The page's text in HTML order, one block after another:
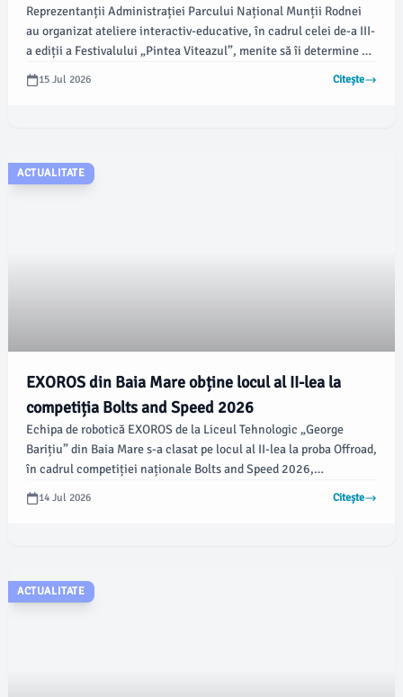
Reprezentanții Administrației Parcului Național Munții Rodnei
au organizat ateliere interactiv-educative, în cadrul celei de-a III-
a ediții a Festivalului „Pintea Viteazul”, menite să îi determine pe
tineri să se apropie de natură. Evenimentul a avut loc la Popasul
Vânătorului, în Pasul Pietriș, în apropierea orașului Târgu Lăpuș,
15 Jul 2026 Citește
ACTUALITATE
EXOROS din Baia Mare obține locul al II-lea la
competiția Bolts and Speed 2026
Echipa de robotică EXOROS de la Liceul Tehnologic „George
Barițiu” din Baia Mare s-a clasat pe locul al II-lea la proba Offroad,
în cadrul competiției naționale Bolts and Speed 2026,
desfășurată la Bistrița. Această realizare reflectă eforturile și
talentul elevilor băimăreni în domeniul roboticii.
14 Jul 2026 Citește
ACTUALITATE